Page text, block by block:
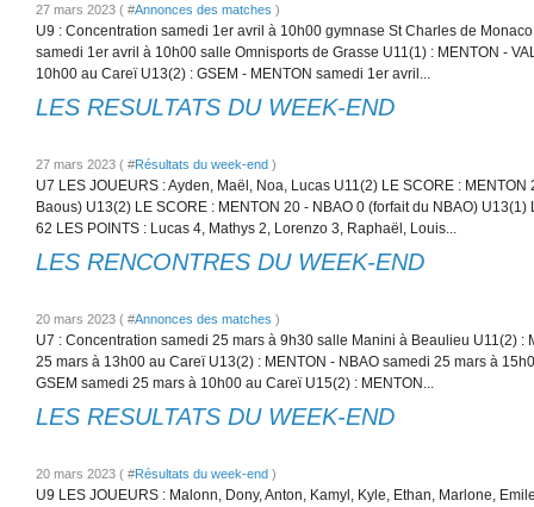
27 mars 2023 ( #Annonces des matches )
U9 : Concentration samedi 1er avril à 10h00 gymnase St Charles de
samedi 1er avril à 10h00 salle Omnisports de Grasse U11(1) : MENTON -
10h00 au Careï U13(2) : GSEM - MENTON samedi 1er avril...
LES RESULTATS DU WEEK-END
27 mars 2023 ( #Résultats du week-end )
U7 LES JOUEURS : Ayden, Maël, Noa, Lucas U11(2) LE SCORE : MENTON
Baous) U13(2) LE SCORE : MENTON 20 - NBAO 0 (forfait du NBAO) U13(1)
62 LES POINTS : Lucas 4, Mathys 2, Lorenzo 3, Raphaël, Louis...
LES RENCONTRES DU WEEK-END
20 mars 2023 ( #Annonces des matches )
U7 : Concentration samedi 25 mars à 9h30 salle Manini à Beaulieu U11(2) :
25 mars à 13h00 au Careï U13(2) : MENTON - NBAO samedi 25 mars à
GSEM samedi 25 mars à 10h00 au Careï U15(2) : MENTON...
LES RESULTATS DU WEEK-END
20 mars 2023 ( #Résultats du week-end )
U9 LES JOUEURS : Malonn, Dony, Anton, Kamyl, Kyle, Ethan, Marlone,